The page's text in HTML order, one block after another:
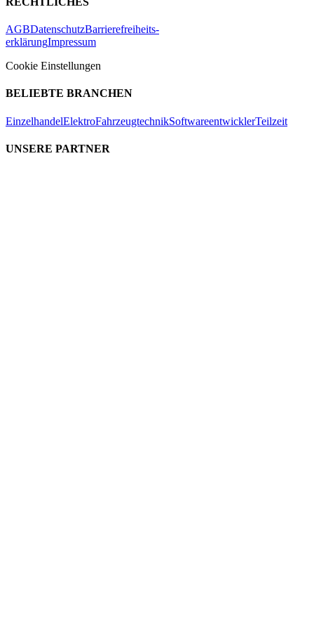
AGBDatenschutzBarrierefreiheits-
erklärungImpressum
Cookie Einstellungen
BELIEBTE BRANCHEN
EinzelhandelElektroFahrzeugtechnikSoftwareentwicklerTeilzeit
UNSERE PARTNER